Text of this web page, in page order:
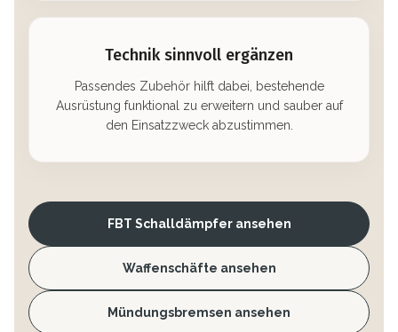
Technik sinnvoll ergänzen
Passendes Zubehör hilft dabei, bestehende
Ausrüstung funktional zu erweitern und sauber auf
den Einsatzzweck abzustimmen.
FBT Schalldämpfer ansehen
Waffenschäfte ansehen
Mündungsbremsen ansehen